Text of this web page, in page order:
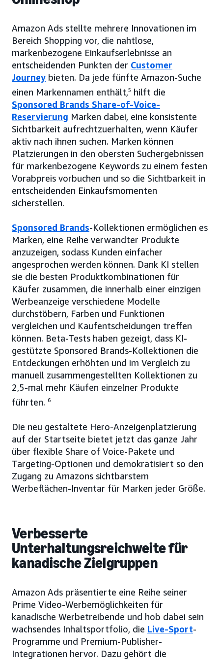
Amazon Ads stellte mehrere Innovationen im
Bereich Shopping vor, die nahtlose,
markenbezogene Einkaufserlebnisse an
entscheidenden Punkten der Customer
Journey bieten. Da jede fünfte Amazon-Suche
einen Markennamen enthält,5 hilft die
Sponsored Brands Share-of-Voice-
Reservierung Marken dabei, eine konsistente
Sichtbarkeit aufrechtzuerhalten, wenn Käufer
aktiv nach ihnen suchen. Marken können
Platzierungen in den obersten Suchergebnissen
für markenbezogene Keywords zu einem festen
Vorabpreis vorbuchen und so die Sichtbarkeit in
entscheidenden Einkaufsmomenten
sicherstellen.
Sponsored Brands-Kollektionen ermöglichen es
Marken, eine Reihe verwandter Produkte
anzuzeigen, sodass Kunden einfacher
angesprochen werden können. Dank KI stellen
sie die besten Produktkombinationen für
Käufer zusammen, die innerhalb einer einzigen
Werbeanzeige verschiedene Modelle
durchstöbern, Farben und Funktionen
vergleichen und Kaufentscheidungen treffen
können. Beta-Tests haben gezeigt, dass KI-
gestützte Sponsored Brands-Kollektionen die
Entdeckungen erhöhten und im Vergleich zu
manuell zusammengestellten Kollektionen zu
2,5-mal mehr Käufen einzelner Produkte
führten. 6
Die neu gestaltete Hero-Anzeigenplatzierung
auf der Startseite bietet jetzt das ganze Jahr
über flexible Share of Voice-Pakete und
Targeting-Optionen und demokratisiert so den
Zugang zu Amazons sichtbarstem
Werbeflächen-Inventar für Marken jeder Größe.
Verbesserte
Unterhaltungsreichweite für
kanadische Zielgruppen
Amazon Ads präsentierte eine Reihe seiner
Prime Video-Werbemöglichkeiten für
kanadische Werbetreibende und hob dabei sein
wachsendes Inhaltsportfolio, die Live-Sport-
Programme und Premium-Publisher-
Integrationen hervor. Dazu gehört die